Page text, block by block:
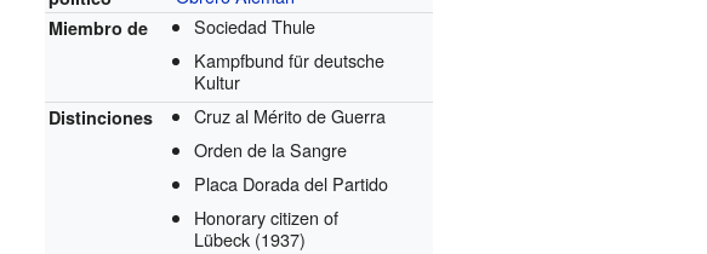
Miembro de
Sociedad Thule
Kampfbund für deutsche
Kultur
Distinciones
Cruz al Mérito de Guerra
Orden de la Sangre
Placa Dorada del Partido
Honorary citizen of
Lübeck (1937)